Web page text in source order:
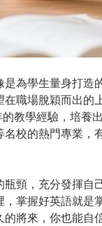
為學生量身打造
職場脫穎而出的
教學經驗，培養
校的熱門專業
頸，充分發揮自
掌握好英語就
將來，你也能自